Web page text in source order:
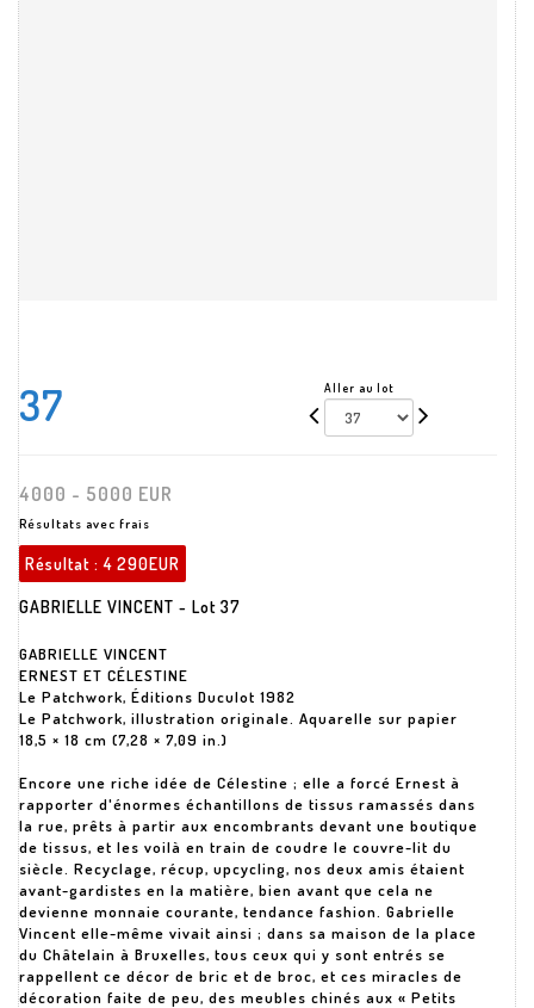
37 Aller au lot
4000 - 5000 EUR
Résultats avec frais
Résultat :4 290EUR
GABRIELLE VINCENT - Lot 37
GABRIELLE VINCENT
ERNEST ET CÉLESTINE
Le Patchwork, Éditions Duculot 1982
Le Patchwork, illustration originale. Aquarelle sur papier
18,5 × 18 cm (7,28 × 7,09 in.)
Encore une riche idée de Célestine ; elle a forcé Ernest à
rapporter d'énormes échantillons de tissus ramassés dans
la rue, prêts à partir aux encombrants devant une boutique
de tissus, et les voilà en train de coudre le couvre-lit du
siècle. Recyclage, récup, upcycling, nos deux amis étaient
avant-gardistes en la matière, bien avant que cela ne
devienne monnaie courante, tendance fashion. Gabrielle
Vincent elle-même vivait ainsi ; dans sa maison de la place
du Châtelain à Bruxelles, tous ceux qui y sont entrés se
rappellent ce décor de bric et de broc, et ces miracles de
décoration faite de peu, des meubles chinés aux « Petits